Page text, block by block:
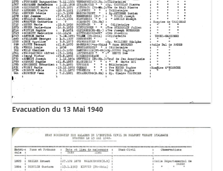
Evacuation du 13 Mai 1940